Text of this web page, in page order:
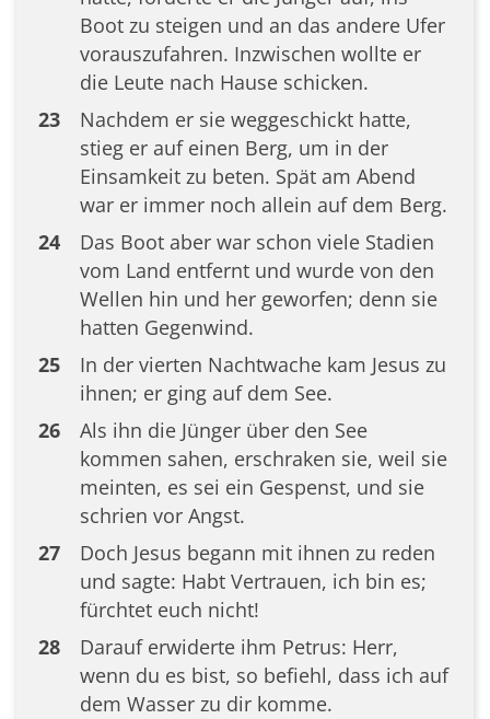
Boot zu steigen und an das andere Ufer
vorauszufahren. Inzwischen wollte er
die Leute nach Hause schicken.
23
Nachdem er sie weggeschickt hatte,
stieg er auf einen Berg, um in der
Einsamkeit zu beten. Spät am Abend
war er immer noch allein auf dem Berg.
24
Das Boot aber war schon viele Stadien
vom Land entfernt und wurde von den
Wellen hin und her geworfen; denn sie
hatten Gegenwind.
25
In der vierten Nachtwache kam Jesus zu
ihnen; er ging auf dem See.
26
Als ihn die Jünger über den See
kommen sahen, erschraken sie, weil sie
meinten, es sei ein Gespenst, und sie
schrien vor Angst.
27
Doch Jesus begann mit ihnen zu reden
und sagte: Habt Vertrauen, ich bin es;
fürchtet euch nicht!
28
Darauf erwiderte ihm Petrus: Herr,
wenn du es bist, so befiehl, dass ich auf
dem Wasser zu dir komme.